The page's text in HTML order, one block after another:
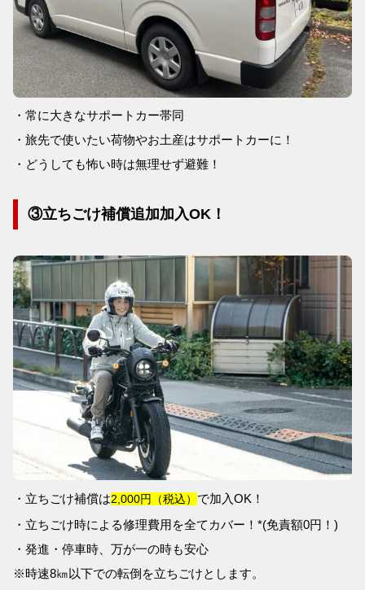
・常に大きなサポートカー帯同
・旅先で使いたい荷物やお土産はサポートカーに！
・どうしても怖い時は無理せず避難！
③立ちごけ補償追加加入OK！
・立ちごけ補償は2,000円（税込） で加入OK！
・立ちごけ時による修理費用を全てカバー！*(免責額0円！)
・発進・停車時、万が一の時も安心
※時速8㎞以下での転倒を立ちごけとします。